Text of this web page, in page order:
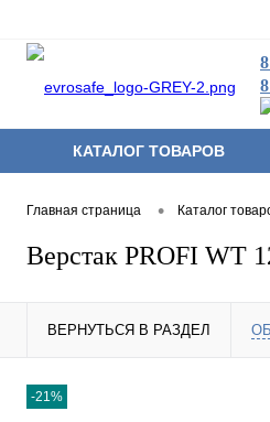
КАТАЛОГ ТОВАРОВ
Главная страница • Каталог
Верстак PROFI WT
ВЕРНУТЬСЯ В РАЗДЕЛ
-21%